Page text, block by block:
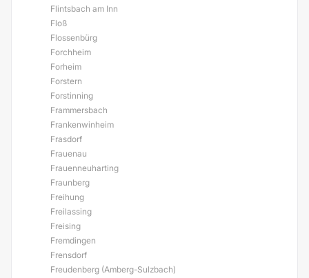
Flintsbach am Inn
Floß
Flossenbürg
Forchheim
Forheim
Forstern
Forstinning
Frammersbach
Frankenwinheim
Frasdorf
Frauenau
Frauenneuharting
Fraunberg
Freihung
Freilassing
Freising
Fremdingen
Frensdorf
Freudenberg (Amberg-Sulzbach)